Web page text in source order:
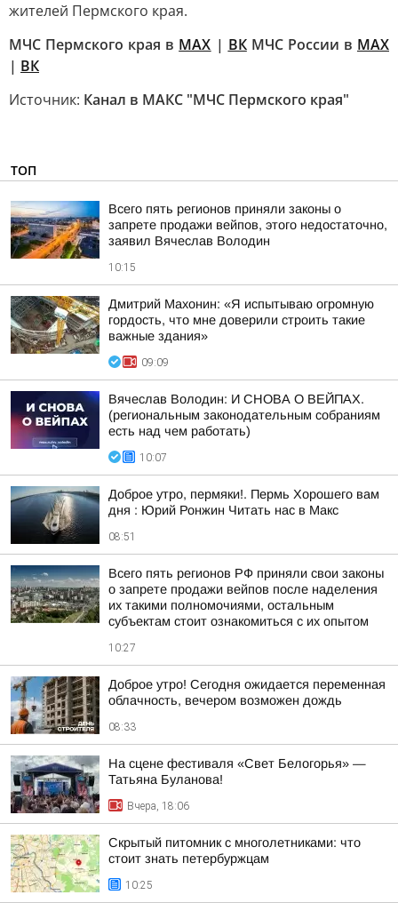
жителей Пермского края.
МЧС Пермского края в МАХ | ВКМЧС России в MAX
| ВК
Источник: Канал в МАКС "МЧС Пермского края"
ТОП
Всего пять регионов приняли законы о
запрете продажи вейпов, этого недостаточно,
заявил Вячеслав Володин
10:15
Дмитрий Махонин: «Я испытываю огромную
гордость, что мне доверили строить такие
важные здания»
09:09
Вячеслав Володин: И СНОВА О ВЕЙПАХ.
(региональным законодательным собраниям
есть над чем работать)
10:07
Доброе утро, пермяки!. Пермь Хорошего вам
дня : Юрий Ронжин Читать нас в Макс
08:51
Всего пять регионов РФ приняли свои законы
о запрете продажи вейпов после наделения
их такими полномочиями, остальным
субъектам стоит ознакомиться с их опытом
10:27
Доброе утро! Сегодня ожидается переменная
облачность, вечером возможен дождь
08:33
На сцене фестиваля «Свет Белогорья» —
Татьяна Буланова!
Вчера, 18:06
Скрытый питомник с многолетниками: что
стоит знать петербуржцам
10:25